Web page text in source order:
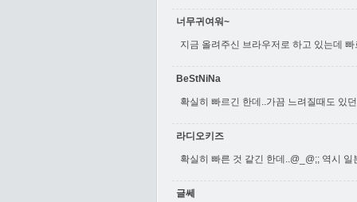
너무귀여워~
지금 올려주신 브라우저로 하고 있는데
BeStNiNa
확실히 빠르긴 한데..가끔 느려질때도 있
라디오키즈
확실히 빠른 것 같긴 한데..@_@;; 역시
글쎄